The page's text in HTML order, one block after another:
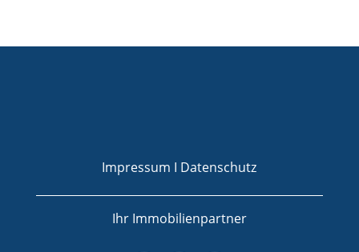
Impressum I Datenschutz
Ihr Immobilienpartner